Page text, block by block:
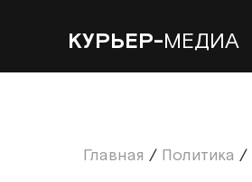
КУРЬЕР-МЕДИА
Главная / Политика /